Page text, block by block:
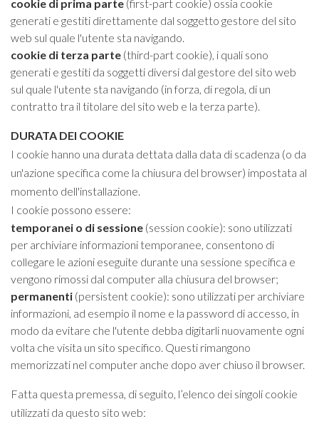
cookie di prima parte (first-part cookie) ossia cookie
generati e gestiti direttamente dal soggetto gestore del sito
web sul quale l'utente sta navigando.
cookie di terza parte (third-part cookie), i quali sono
generati e gestiti da soggetti diversi dal gestore del sito web
sul quale l'utente sta navigando (in forza, di regola, di un
contratto tra il titolare del sito web e la terza parte).
DURATA DEI COOKIE
I cookie hanno una durata dettata dalla data di scadenza (o da
un'azione specifica come la chiusura del browser) impostata al
momento dell'installazione.
I cookie possono essere:
temporanei o di sessione (session cookie): sono utilizzati
per archiviare informazioni temporanee, consentono di
collegare le azioni eseguite durante una sessione specifica e
vengono rimossi dal computer alla chiusura del browser;
permanenti (persistent cookie): sono utilizzati per archiviare
informazioni, ad esempio il nome e la password di accesso, in
modo da evitare che l'utente debba digitarli nuovamente ogni
volta che visita un sito specifico. Questi rimangono
memorizzati nel computer anche dopo aver chiuso il browser.
Fatta questa premessa, di seguito, l’elenco dei singoli cookie
utilizzati da questo sito web: